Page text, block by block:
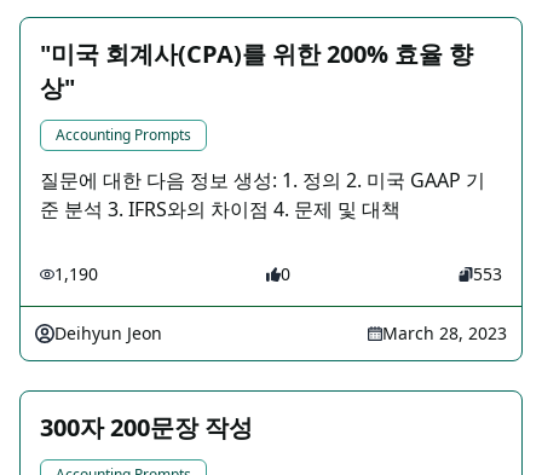
"미국 회계사(CPA)를 위한 200% 효율 향
상"
Accounting Prompts
질문에 대한 다음 정보 생성: 1. 정의 2. 미국 GAAP 기
준 분석 3. IFRS와의 차이점 4. 문제 및 대책
1,190 0 553
Deihyun Jeon March 28, 2023
300자 200문장 작성